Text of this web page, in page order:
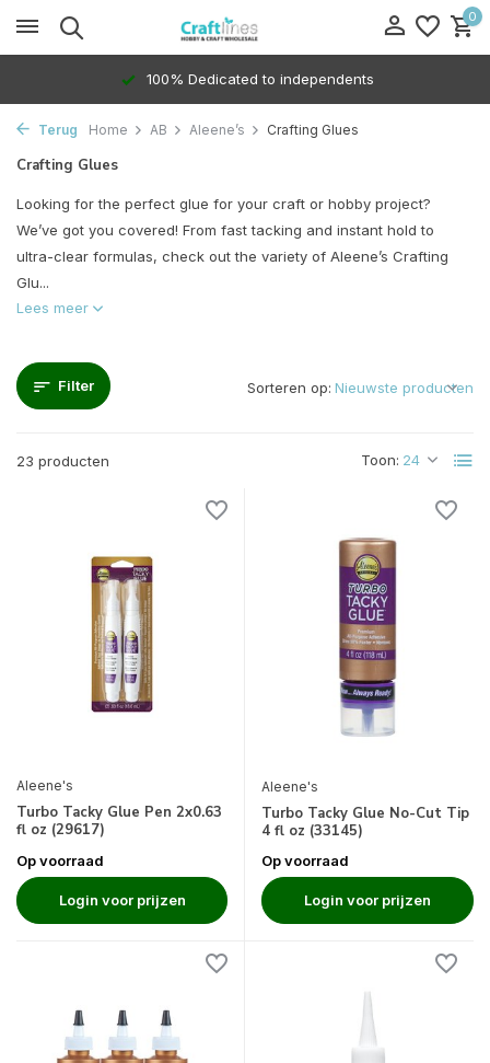
0
100% Dedicated to independents
Terug Home AB Aleene’s Crafting Glues
Crafting Glues
Looking for the perfect glue for your craft or hobby project?
We’ve got you covered! From fast tacking and instant hold to
ultra-clear formulas, check out the variety of Aleene’s Crafting
Glu...
Lees meer
Filter
23 producten Toon:
Sorteren op:
Aleene's
Turbo Tacky Glue Pen 2x0.63
fl oz (29617)
Op voorraad
Login voor prijzen
Aleene's
Turbo Tacky Glue No-Cut Tip
4 fl oz (33145)
Op voorraad
Login voor prijzen